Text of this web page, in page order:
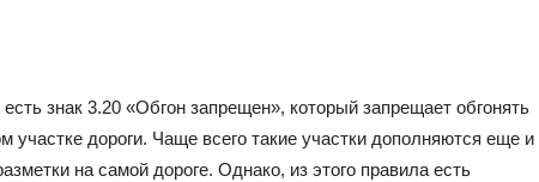
знак 3.20 «Обгон запрещен», который запрещает обгонять
участке дороги. Чаще всего такие участки дополняются еще и
на самой дороге. Однако, из этого правила есть